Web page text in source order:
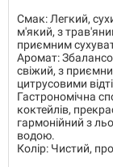
Смак: Легкий,
м'який, з
приємним
Аромат:
свіжий, з
цитрусовими
Гастрономічна
коктейлів,
гармонійний з
водою.
Колір: Чистий,